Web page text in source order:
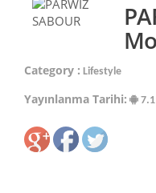
Category : Lifestyle
Yayınlanma Tarihi: